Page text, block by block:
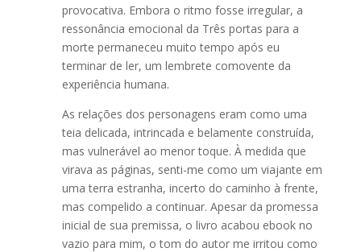
provocativa. Embora o ritmo fosse irregular, a
ressonância emocional da Três portas para a
morte permaneceu muito tempo após eu
terminar de ler, um lembrete comovente da
experiência humana.
As relações dos personagens eram como uma
teia delicada, intrincada e belamente construída,
mas vulnerável ao menor toque. À medida que
virava as páginas, senti-me como um viajante em
uma terra estranha, incerto do caminho à frente,
mas compelido a continuar. Apesar da promessa
inicial de sua premissa, o livro acabou ebook no
vazio para mim, o tom do autor me irritou como